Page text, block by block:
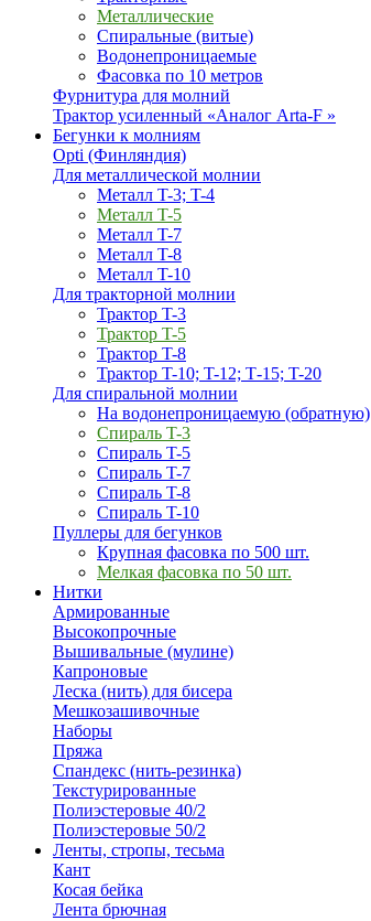
Металлические
Спиральные (витые)
Водонепроницаемые
Фасовка по 10 метров
Фурнитура для молний
Трактор усиленный «Аналог Arta-F »
Бегунки к молниям
Opti (Финляндия)
Для металлической молнии
Металл T-3; T-4
Металл T-5
Металл T-7
Металл T-8
Металл T-10
Для тракторной молнии
Трактор T-3
Трактор T-5
Трактор T-8
Трактор T-10; T-12; Т-15; T-20
Для спиральной молнии
На водонепроницаемую (обратную)
Спираль T-3
Спираль T-5
Спираль T-7
Спираль T-8
Спираль T-10
Пуллеры для бегунков
Крупная фасовка по 500 шт.
Мелкая фасовка по 50 шт.
Нитки
Армированные
Высокопрочные
Вышивальные (мулине)
Капроновые
Леска (нить) для бисера
Мешкозашивочные
Наборы
Пряжа
Спандекс (нить-резинка)
Текстурированные
Полиэстеровые 40/2
Полиэстеровые 50/2
Ленты, стропы, тесьма
Кант
Косая бейка
Лента брючная